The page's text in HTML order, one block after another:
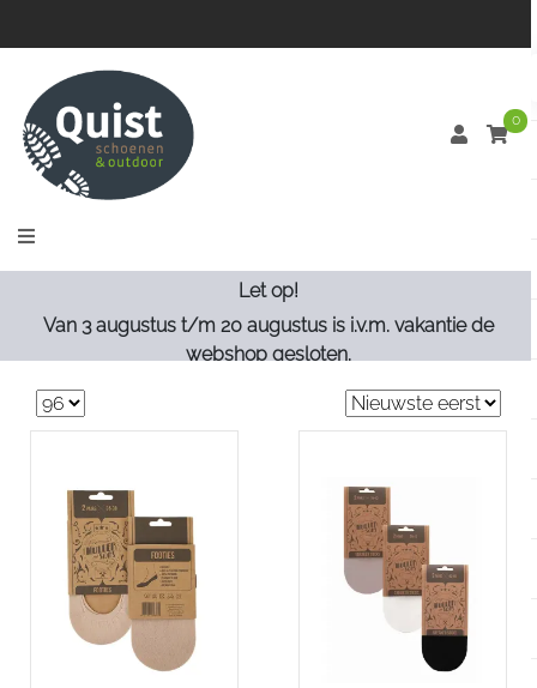
0
Let op!
Van 3 augustus t/m 20 augustus is i.v.m. vakantie de
webshop gesloten.